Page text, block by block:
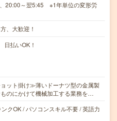
20:00～翌5:45 ※1年単位の変形労
、大歓迎！
払いOK！
ット掛け≫薄いドーナツ型の金属製
のにかけて機械加工する業務を…
クOK / パソコンスキル不要 / 英語力